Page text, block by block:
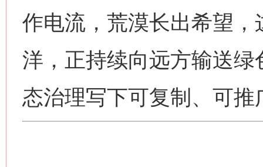
作电流，荒漠长出希望
洋，正持续向远方输送
态治理写下可复制、可推